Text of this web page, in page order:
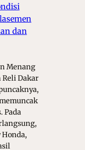
dan
Menang
Reli Dakar
Pada